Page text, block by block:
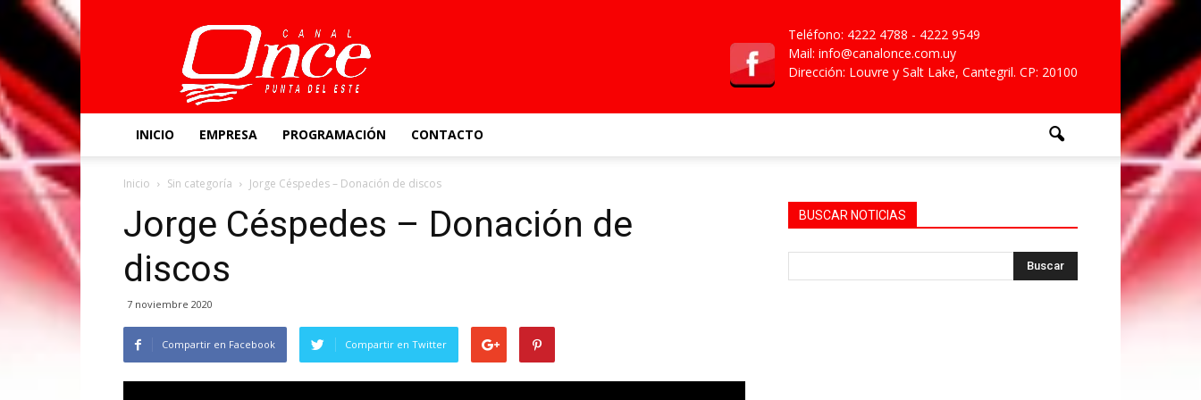
Canal
Once
Teléfono: 4222 4788 - 4222 9549
Mail: info@canalonce.com.uy
Dirección: Louvre y Salt Lake, Cantegril. CP: 20100
INICIO EMPRESA PROGRAMACIÓN CONTACTO
Inicio Sin categoría Jorge Céspedes – Donación de discos
Jorge Céspedes – Donación de
discos
7 noviembre 2020
Compartir en Facebook Compartir en Twitter
BUSCAR NOTICIAS